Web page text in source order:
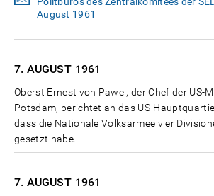
August 1961
7. AUGUST 1961
Oberst Ernest von Pawel, der Chef der US-
Potsdam, berichtet an das US-
dass die Nationale Volksarmee vier
gesetzt habe.
7. AUGUST 1961